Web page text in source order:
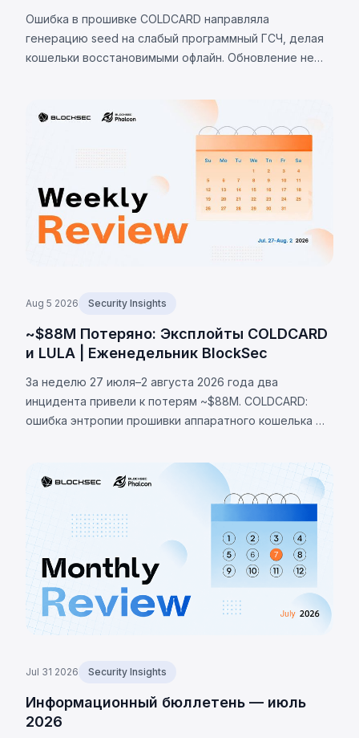
Ошибка в прошивке COLDCARD направляла
генерацию seed на слабый программный ГСЧ, делая
кошельки восстановимыми офлайн. Обновление не
оценки до 2 055 BTC.
Aug 5 2026 Security Insights
~$88M Потеряно: Эксплойты COLDCARD
и LULA | Еженедельник BlockSec
За неделю 27 июля–2 августа 2026 года два
инцидента привели к потерям ~$88M. COLDCARD:
ошибка энтропии прошивки аппаратного кошелька —
позволив украсть 1370 BTC (~$88M). LULA (BNB Chain):
логическая уязвимость позволила вызвать `recycle()`,
слив ~$578K из пула PancakeSwap V2.
Jul 31 2026 Security Insights
Информационный бюллетень — июль
2026